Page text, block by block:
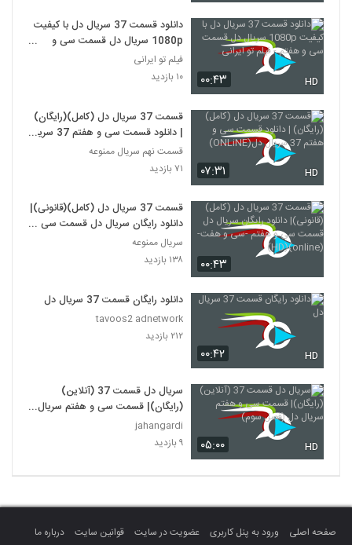
۰۰:۴۳ HD
دانلود قسمت 37 سریال دل با کیفیت
1080p سریال دل قسمت سی و
هفتم - فیلم تو ایرانی
فیلم تو ایرانی
۱۰ بازدید
۰۷:۳۱ HD
قسمت 37 سریال دل (کامل)(رایگان)
| دانلود قسمت سی و هفتم 37 سریال
دل(ONLiNE)
قسمت نهم سریال ممنوعه
۷۱ بازدید
۰۰:۴۳
قسمت 37 سریال دل (کامل)(قانونی)|
دانلود رایگان سریال دل قسمت سی و
هفتم -سی و هفت-(online)(HD)
سریال ممنوعه
۱۳۸ بازدید
۰۰:۴۲ HD
دانلود رایگان قسمت 37 سریال دل
tavoos2 adnetwork
۲۱۲ بازدید
۰۵:۰۰ HD
سریال دل قسمت 37 (آنلاین)
(رایگان)| قسمت سی و هفتم سریال
دل (فصل سوم)
jahangardi
۹ بازدید
صفحه اصلی ورود به پنل کاربری عضویت در سایت قوانین سایت
درباره ما